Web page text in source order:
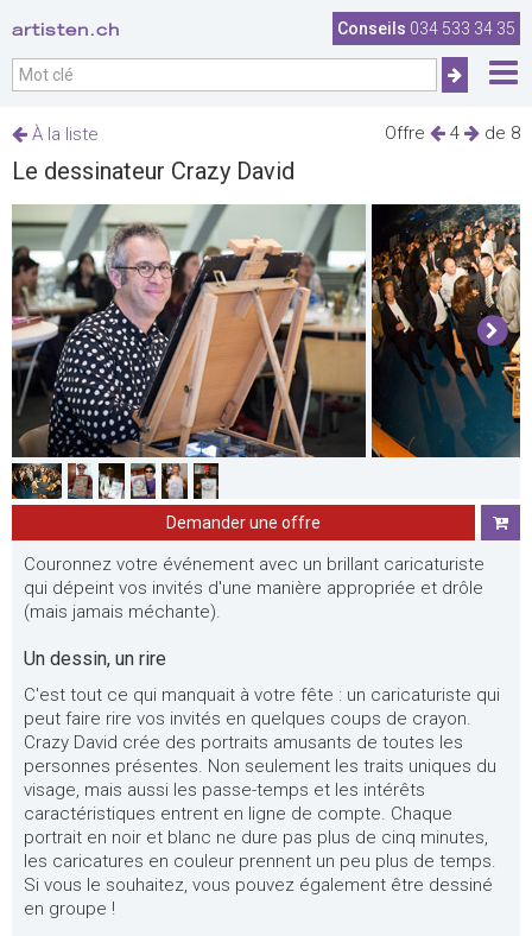
artisten.ch Conseils 034 533 34 35
Offre 4 de 8
À la liste
Le dessinateur Crazy David
Demander une offre
Couronnez votre événement avec un brillant caricaturiste
qui dépeint vos invités d'une manière appropriée et drôle
(mais jamais méchante).
Un dessin, un rire
C'est tout ce qui manquait à votre fête : un caricaturiste qui
peut faire rire vos invités en quelques coups de crayon.
Crazy David crée des portraits amusants de toutes les
personnes présentes. Non seulement les traits uniques du
visage, mais aussi les passe-temps et les intérêts
caractéristiques entrent en ligne de compte. Chaque
portrait en noir et blanc ne dure pas plus de cinq minutes,
les caricatures en couleur prennent un peu plus de temps.
Si vous le souhaitez, vous pouvez également être dessiné
en groupe !